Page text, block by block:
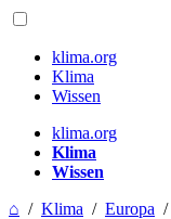
klima.org
Klima
Wissen
klima.org
Klima
Wissen
⌂ / Klima / Europa /